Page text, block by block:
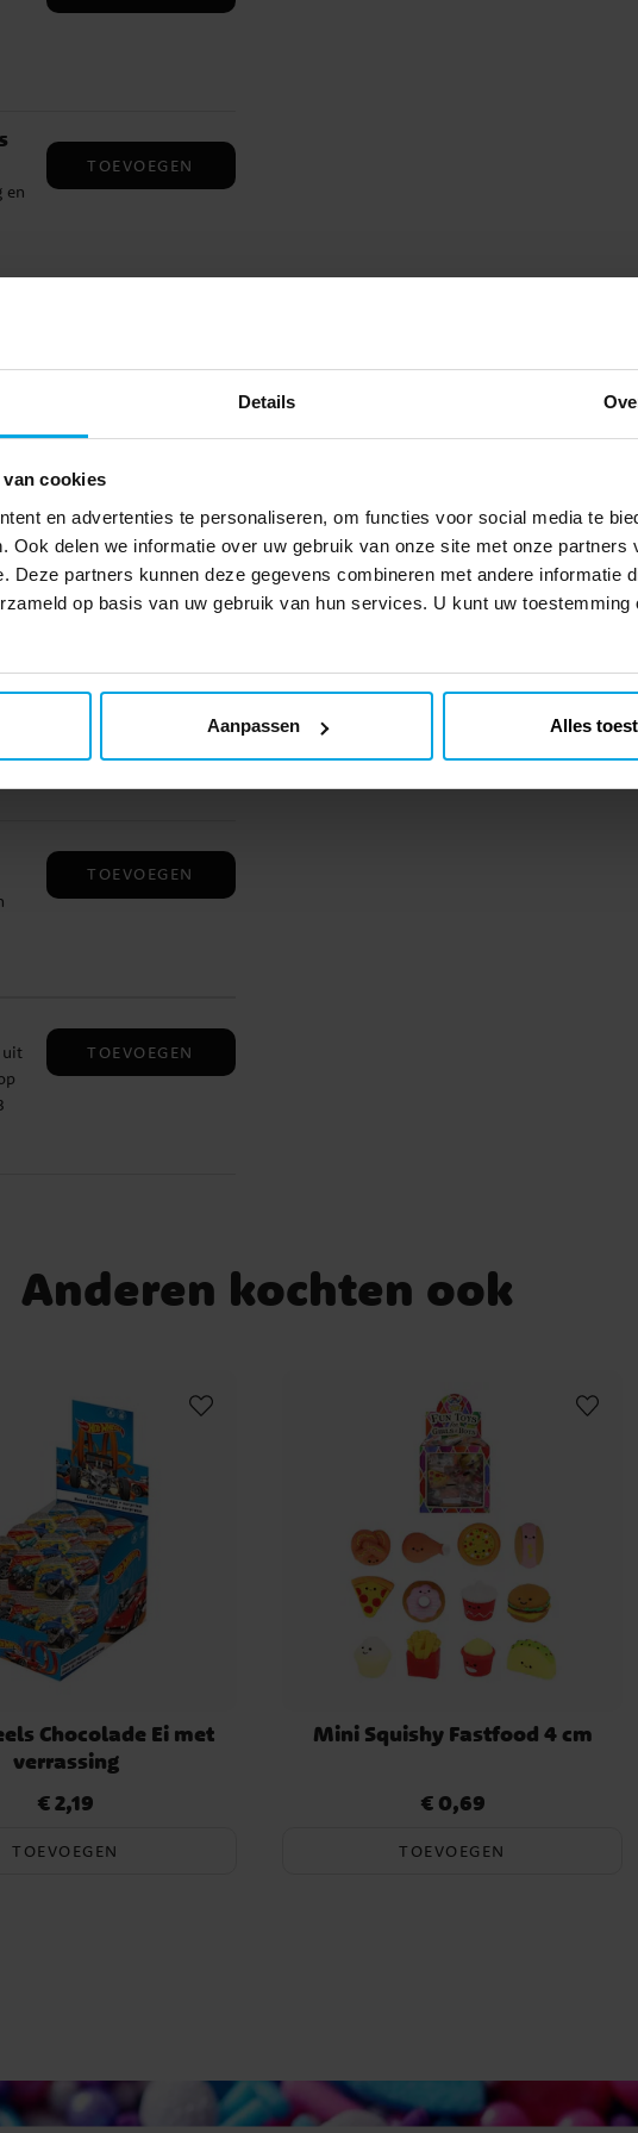
Details
cookies
en advertenties te personaliseren, om functies voor social media te
Ook delen we informatie over uw gebruik van onze site met onze partners
Deze partners kunnen deze gegevens combineren met andere informatie
op basis van uw gebruik van hun services. U kunt uw toestemming
Aanpassen Alles
en
TOEVOEGEN
en
TOEVOEGEN
TOEVOEGEN
TOEVOEGEN
uit
TOEVOEGEN
Anderen kochten ook
Chocolade Ei met
verrassing
Prijs:€ 2,19
€ 2,19
TOEVOEGEN
Mini Squishy Fastfood 4 cm
Prijs:€ 0,69
€ 0,69
TOEVOEGEN